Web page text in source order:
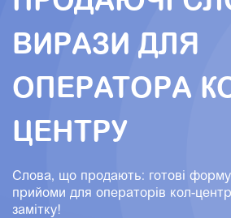
ВИРАЗИ ДЛЯ
ОПЕРАТОРА
ЦЕНТРУ
Слова, що продають: готові
прийоми для операторів кол-
замітку!